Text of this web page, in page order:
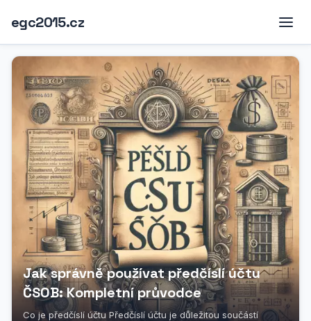
egc2015.cz
Jak správně používat předčíslí účtu
ČSOB: Kompletní průvodce
Co je předčíslí účtu Předčíslí účtu je důležitou součástí